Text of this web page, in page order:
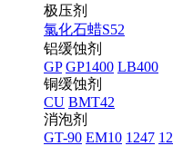
极压剂
氯化石蜡S52
铝缓蚀剂
GP GP1400 LB400
铜缓蚀剂
CU BMT42
消泡剂
GT-90 EM10 1247